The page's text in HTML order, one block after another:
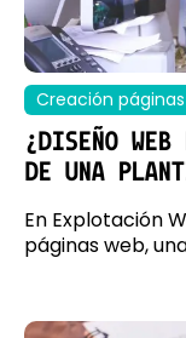
Creación
¿DISEÑO
DE UNA
En Explotación
páginas web,